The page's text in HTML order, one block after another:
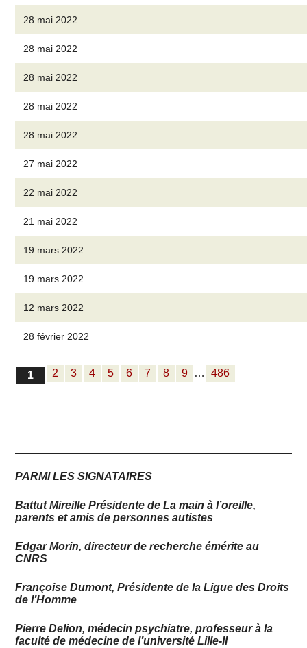
28 mai 2022
28 mai 2022
28 mai 2022
28 mai 2022
28 mai 2022
27 mai 2022
22 mai 2022
21 mai 2022
19 mars 2022
19 mars 2022
12 mars 2022
28 février 2022
1 2 3 4 5 6 7 8 9 … 486
PARMI LES SIGNATAIRES
Battut Mireille Présidente de La main à l’oreille,
parents et amis de personnes autistes
Edgar Morin, directeur de recherche émérite au
CNRS
Françoise Dumont, Présidente de la Ligue des Droits
de l’Homme
Pierre Delion, médecin psychiatre, professeur à la
faculté de médecine de l’université Lille-II